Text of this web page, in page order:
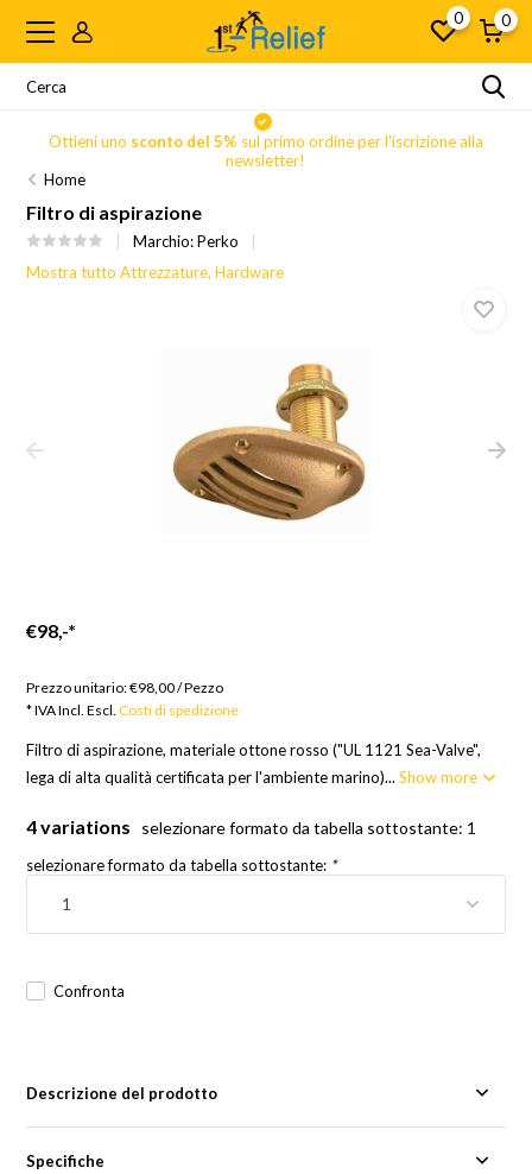
0 0
Ottieni uno sconto del 5% sul primo ordine per l'iscrizione alla
newsletter!
Home
Filtro di aspirazione
Marchio:Perko
Mostra tutto Attrezzature, Hardware
€98,-*
Prezzo unitario:€98,00/Pezzo
* IVA Incl. Escl.Costi di spedizione
Filtro di aspirazione, materiale ottone rosso ("UL 1121 Sea-Valve",
lega di alta qualità certificata per l'ambiente marino)...Show more
4 variations selezionare formato da tabella sottostante: 1
selezionare formato da tabella sottostante: *
Confronta
Descrizione del prodotto
Specifiche